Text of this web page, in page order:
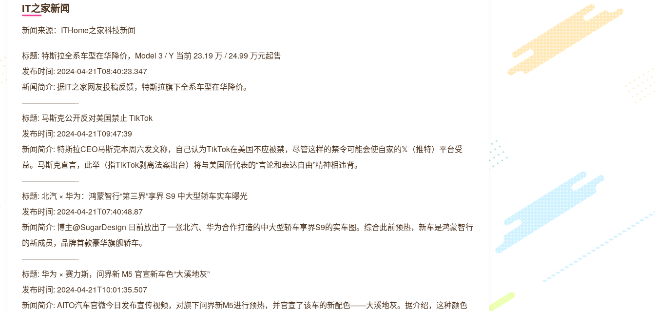
IT之家新闻
新闻来源：ITHome之家科技新闻
标题: 特斯拉全系车型在华降价，Model 3 / Y 当前 23.19 万 / 24.99 万元起售
发布时间: 2024-04-21T08:40:23.347
新闻简介: 据IT之家网友投稿反馈，特斯拉旗下全系车型在华降价。
———————-
标题: 马斯克公开反对美国禁止 TikTok
发布时间: 2024-04-21T09:47:39
新闻简介: 特斯拉CEO马斯克本周六发文称，自己认为TikTok在美国不应被禁，尽管这样的禁令可能会使自家的𝕏（推特）平台受
益。马斯克直言，此举（指TikTok剥离法案出台）将与美国所代表的“言论和表达自由”精神相违背。
———————-
标题: 北汽 × 华为：鸿蒙智行“第三界”享界 S9 中大型轿车实车曝光
发布时间: 2024-04-21T07:40:48.87
新闻简介: 博主@SugarDesign 日前放出了一张北汽、华为合作打造的中大型轿车享界S9的实车图。综合此前预热，新车是鸿蒙智行
的新成员，品牌首款豪华旗舰轿车。
———————-
标题: 华为 × 赛力斯，问界新 M5 官宣新车色“大溪地灰”
发布时间: 2024-04-21T10:01:35.507
新闻简介: AITO汽车官微今日发布宣传视频，对旗下问界新M5进行预热，并官宣了该车的新配色——大溪地灰。据介绍，这种颜色